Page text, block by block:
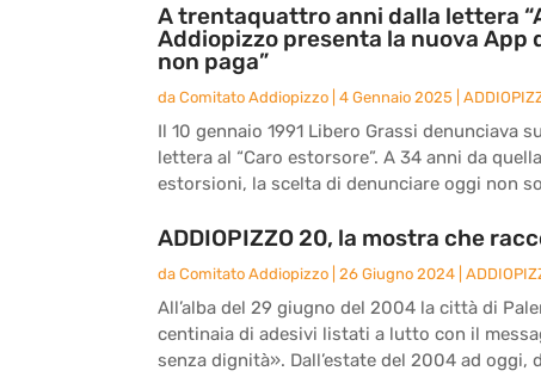
A trentaquattro anni dalla lettera
Addiopizzo presenta la nuova
non paga”
da Comitato Addiopizzo 4 Gennaio 2025
Il 10 gennaio 1991 Libero Grassi denunciava
lettera al “Caro estorsore”. A 34 anni da
estorsioni, la scelta di denunciare oggi non
ADDIOPIZZO 20, la mostra che
da Comitato Addiopizzo 26 Giugno 2024
All’alba del 29 giugno del 2004 la città di
centinaia di adesivi listati a lutto con il
senza dignità». Dall’estate del 2004 ad oggi,